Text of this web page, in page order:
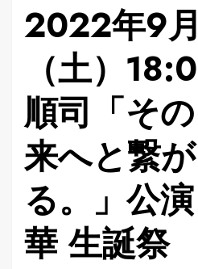
2022年9
（土）
順司「そ
来へと繋
る。」公
華 生誕祭